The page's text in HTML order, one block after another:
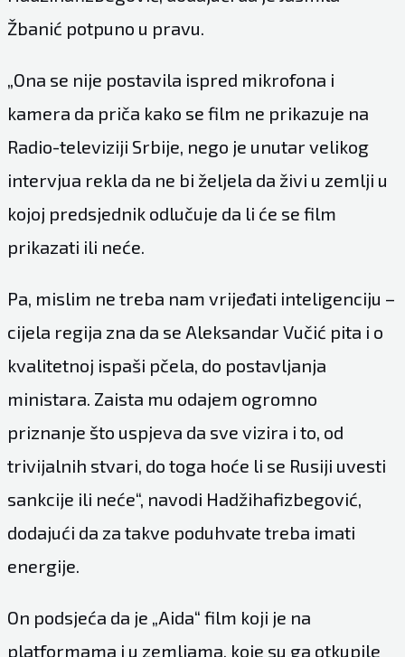
Žbanić potpuno u pravu.
„Ona se nije postavila ispred mikrofona i
kamera da priča kako se film ne prikazuje na
Radio-televiziji Srbije, nego je unutar velikog
intervjua rekla da ne bi željela da živi u zemlji u
kojoj predsjednik odlučuje da li će se film
prikazati ili neće.
Pa, mislim ne treba nam vrijeđati inteligenciju –
cijela regija zna da se Aleksandar Vučić pita i o
kvalitetnoj ispaši pčela, do postavljanja
ministara. Zaista mu odajem ogromno
priznanje što uspjeva da sve vizira i to, od
trivijalnih stvari, do toga hoće li se Rusiji uvesti
sankcije ili neće“, navodi Hadžihafizbegović,
dodajući da za takve poduhvate treba imati
energije.
On podsjeća da je „Aida“ film koji je na
platformama i u zemljama, koje su ga otkupile